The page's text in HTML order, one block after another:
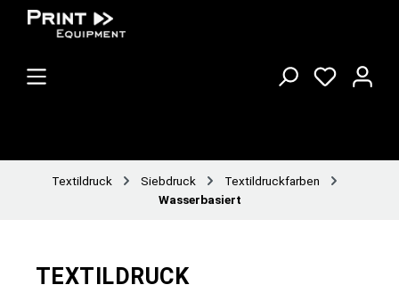
Textildruck Siebdruck
Textildruckfarben
Wasserbasiert
TEXTILDRUCK